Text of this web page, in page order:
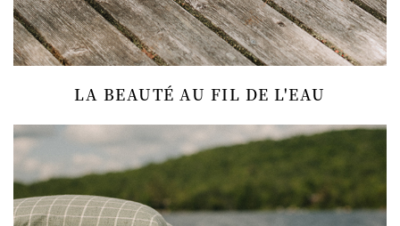
LA BEAUTÉ AU FIL DE L'EAU